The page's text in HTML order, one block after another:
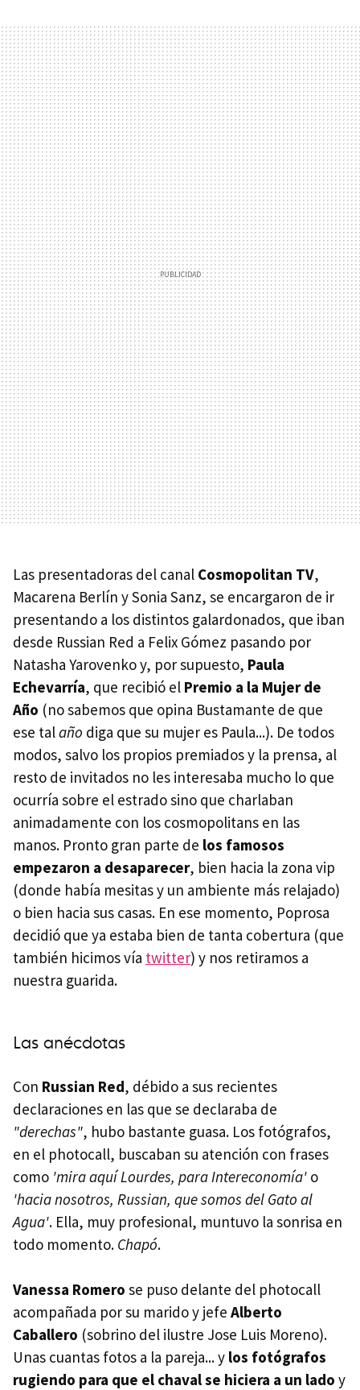
Las presentadoras del canal Cosmopolitan TV,
Macarena Berlín y Sonia Sanz, se encargaron de ir
presentando a los distintos galardonados, que iban
desde Russian Red a Felix Gómez pasando por
Natasha Yarovenko y, por supuesto, Paula
Echevarría, que recibió el Premio a la Mujer de
Año (no sabemos que opina Bustamante de que
ese talaño diga que su mujer es Paula...). De todos
modos, salvo los propios premiados y la prensa, al
resto de invitados no les interesaba mucho lo que
ocurría sobre el estrado sino que charlaban
animadamente con los cosmopolitans en las
manos. Pronto gran parte de los famosos
empezaron a desaparecer, bien hacia la zona vip
(donde había mesitas y un ambiente más relajado)
o bien hacia sus casas. En ese momento, Poprosa
decidió que ya estaba bien de tanta cobertura (que
también hicimos vía twitter) y nos retiramos a
nuestra guarida.
Las anécdotas
Con Russian Red, débido a sus recientes
declaraciones en las que se declaraba de
"derechas", hubo bastante guasa. Los fotógrafos,
en el photocall, buscaban su atención con frases
como 'mira aquí Lourdes, para Intereconomía' o
'hacia nosotros, Russian, que somos del Gato al
Agua'. Ella, muy profesional, muntuvo la sonrisa en
todo momento. Chapó.
Vanessa Romero se puso delante del photocall
acompañada por su marido y jefe Alberto
Caballero (sobrino del ilustre Jose Luis Moreno).
Unas cuantas fotos a la pareja... y los fotógrafos
rugiendo para que el chaval se hiciera a un lado y